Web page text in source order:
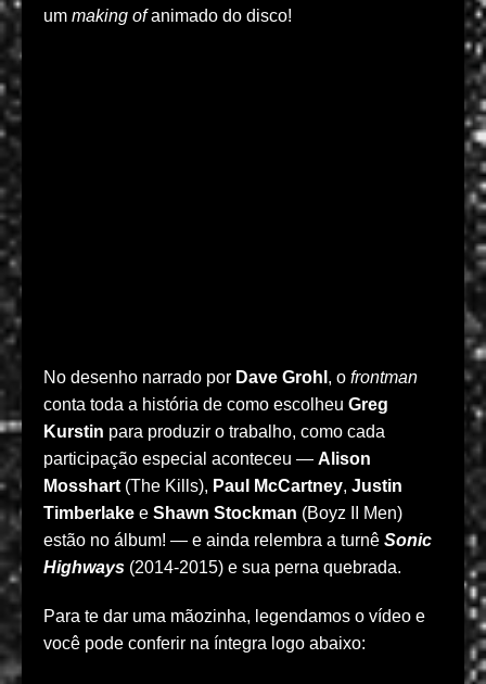
um making ofanimado do disco!
No desenho narrado por Dave Grohl , o frontman
conta toda a história de como escolheu Greg
Kurstin para produzir o trabalho, como cada
participação especial aconteceu — Alison
Mosshart (The Kills), Paul McCartney, Justin
Timberlake e Shawn Stockman (Boyz II Men)
estão no álbum! — e ainda relembra a turnê Sonic
Highways (2014-2015) e sua perna quebrada.
Para te dar uma mãozinha, legendamos o vídeo e
você pode conferir na íntegra logo abaixo: